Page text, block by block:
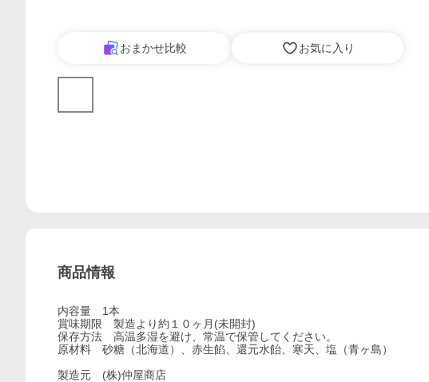
おまかせ比較 お気に入り
商品情報
内容量 1本
賞味期限 製造より約１０ヶ月(未開封)
保存方法 高温多湿を避け、常温で保管してください。
原材料 砂糖（北海道）、赤生餡、還元水飴、寒天、塩（青ヶ島）
製造元 (株)仲屋商店